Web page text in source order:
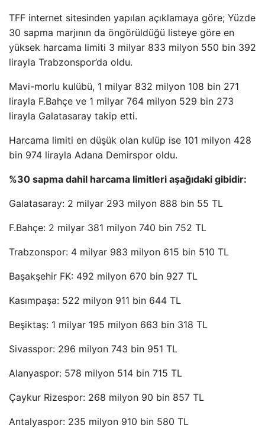
TFF internet sitesinden yapılan açıklamaya göre; Yüzde
30 sapma marjının da öngörüldüğü listeye göre en
yüksek harcama limiti 3 milyar 833 milyon 550 bin 392
lirayla Trabzonspor’da oldu.
Mavi-morlu kulübü, 1 milyar 832 milyon 108 bin 271
lirayla F.Bahçe ve 1 milyar 764 milyon 529 bin 273
lirayla Galatasaray takip etti.
Harcama limiti en düşük olan kulüp ise 101 milyon 428
bin 974 lirayla Adana Demirspor oldu.
%30 sapma dahil harcama limitleri aşağıdaki gibidir:
Galatasaray: 2 milyar 293 milyon 888 bin 55 TL
F.Bahçe: 2 milyar 381 milyon 740 bin 752 TL
Trabzonspor: 4 milyar 983 milyon 615 bin 510 TL
Başakşehir FK: 492 milyon 670 bin 927 TL
Kasımpaşa: 522 milyon 911 bin 644 TL
Beşiktaş: 1 milyar 195 milyon 663 bin 318 TL
Sivasspor: 296 milyon 743 bin 951 TL
Alanyaspor: 578 milyon 514 bin 715 TL
Çaykur Rizespor: 268 milyon 90 bin 857 TL
Antalyaspor: 235 milyon 910 bin 580 TL